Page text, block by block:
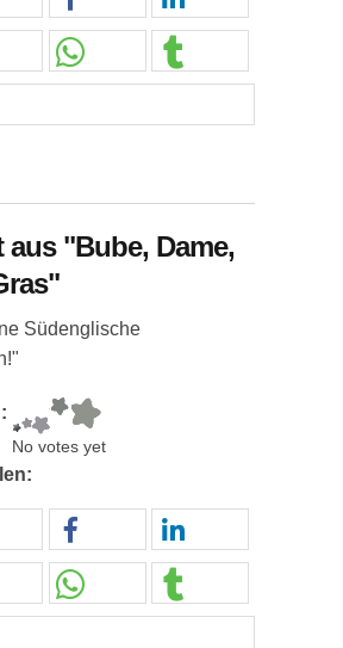
aus "Bube, Dame,
Südenglische
No votes yet